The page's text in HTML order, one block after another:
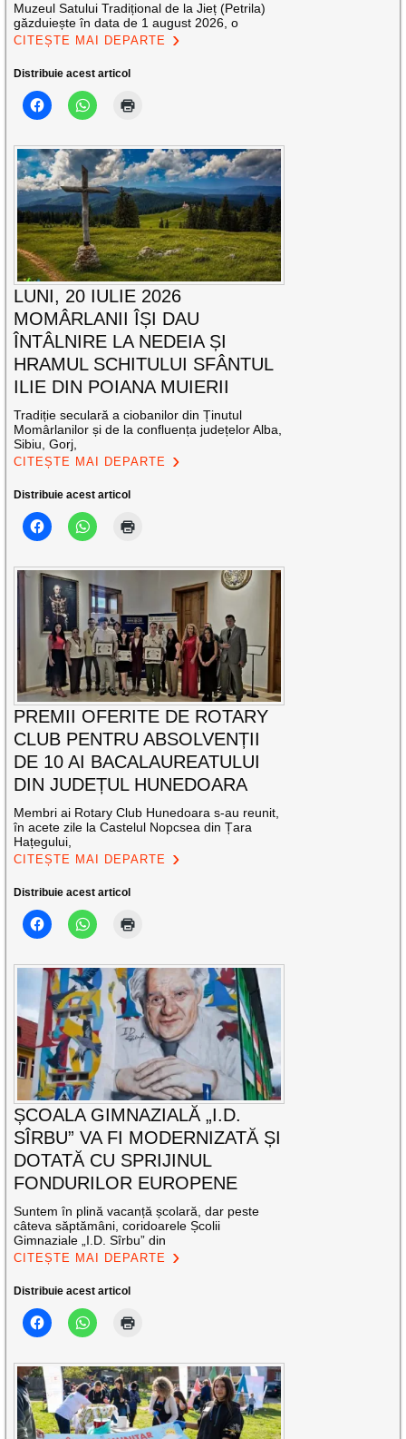
Muzeul Satului Tradițional de la Jieț (Petrila)
găzduiește în data de 1 august 2026, o
CITEȘTE MAI DEPARTE
Distribuie acest articol
LUNI, 20 IULIE 2026
MOMÂRLANII ÎȘI DAU
ÎNTÂLNIRE LA NEDEIA ȘI
HRAMUL SCHITULUI SFÂNTUL
ILIE DIN POIANA MUIERII
Tradiție seculară a ciobanilor din Ținutul
Momârlanilor și de la confluența județelor Alba,
Sibiu, Gorj,
CITEȘTE MAI DEPARTE
Distribuie acest articol
PREMII OFERITE DE ROTARY
CLUB PENTRU ABSOLVENȚII
DE 10 AI BACALAUREATULUI
DIN JUDEȚUL HUNEDOARA
Membri ai Rotary Club Hunedoara s-au reunit,
în acete zile la Castelul Nopcsea din Țara
Hațegului,
CITEȘTE MAI DEPARTE
Distribuie acest articol
ȘCOALA GIMNAZIALĂ „I.D.
SÎRBU” VA FI MODERNIZATĂ ȘI
DOTATĂ CU SPRIJINUL
FONDURILOR EUROPENE
Suntem în plină vacanță școlară, dar peste
câteva săptămâni, coridoarele Școlii
Gimnaziale „I.D. Sîrbu” din
CITEȘTE MAI DEPARTE
Distribuie acest articol